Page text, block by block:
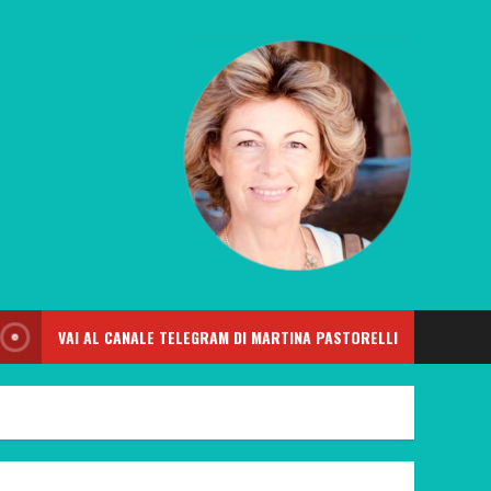
VAI AL CANALE TELEGRAM DI MARTINA PASTORELLI